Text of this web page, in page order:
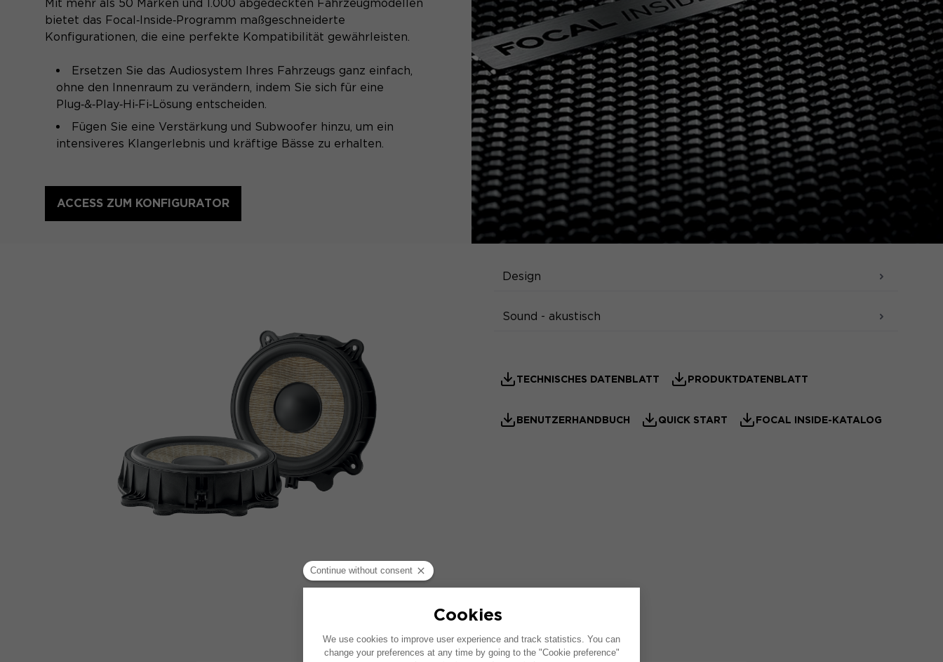
Mit mehr als 50 Marken und 1.000 abgedeckten Fahrzeugmodellen
bietet das Focal‑Inside‑Programm maßgeschneiderte
Konfigurationen, die eine perfekte Kompatibilität gewährleisten.
Ersetzen Sie das Audiosystem Ihres Fahrzeugs ganz einfach,
ohne den Innenraum zu verändern, indem Sie sich für eine
Plug‑&‑Play‑Hi‑Fi‑Lösung entscheiden.
Fügen Sie eine Verstärkung und Subwoofer hinzu, um ein
intensiveres Klangerlebnis und kräftige Bässe zu erhalten.
ACCESS ZUM KONFIGURATOR
SPEZIFIKATIONEN
Design
Sound - akustisch
TECHNISCHES DATENBLATT PRODUKTDATENBLATT
BENUTZERHANDBUCH QUICK START FOCAL INSIDE-KATALOG
TECHNOLOGIEN